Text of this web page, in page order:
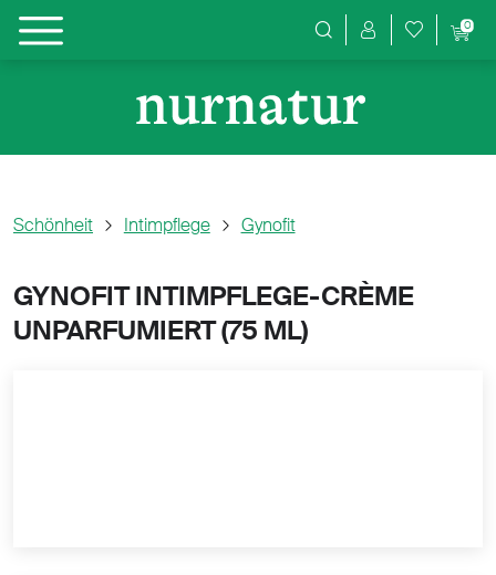
Produktsuche
0
Schönheit Intimpflege Gynofit
GYNOFIT INTIMPFLEGE-CRÈME
UNPARFUMIERT (75 ML)